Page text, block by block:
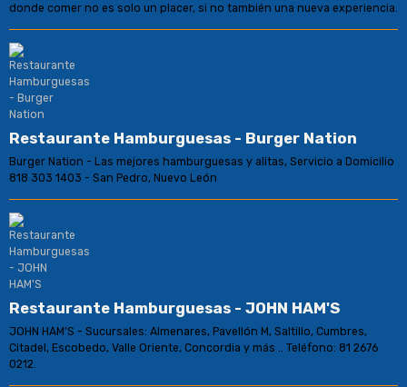
donde comer no es solo un placer, si no también una nueva experiencia.
Restaurante Hamburguesas - Burger Nation
Burger Nation - Las mejores hamburguesas y alitas, Servicio a Domicilio
818 303 1403 - San Pedro, Nuevo León
Restaurante Hamburguesas - JOHN HAM'S
JOHN HAM'S - Sucursales: Almenares, Pavellón M, Saltillo, Cumbres,
Citadel, Escobedo, Valle Oriente, Concordia y más .. Teléfono: 81 2676
0212.